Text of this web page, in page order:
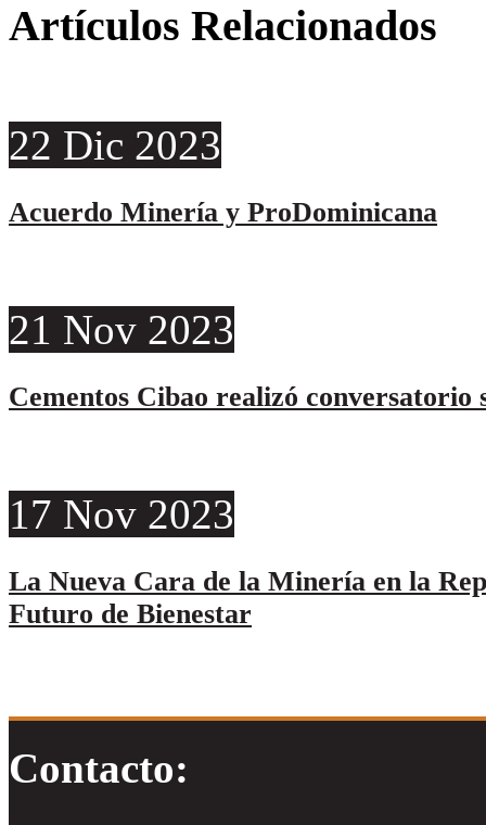
Artículos Relacionados
22 Dic 2023
Acuerdo Minería y ProDominicana
21 Nov 2023
Cementos Cibao realizó conversatorio
17 Nov 2023
La Nueva Cara de la Minería en la
Futuro de Bienestar
Contacto: